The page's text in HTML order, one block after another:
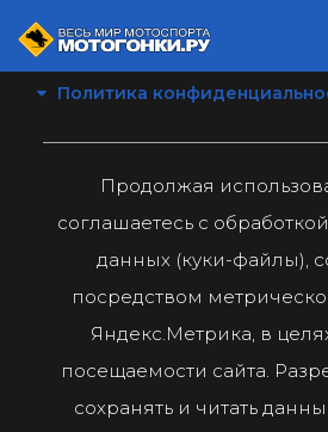
Политика
Продолжая
соглашаетесь с
данных (куки-файлы),
посредством
Яндекс.Метрика, в
посещаемости сайта.
сохранять и читать